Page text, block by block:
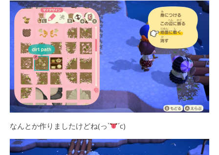
なんとか作りましたけどね(っ` ´c)